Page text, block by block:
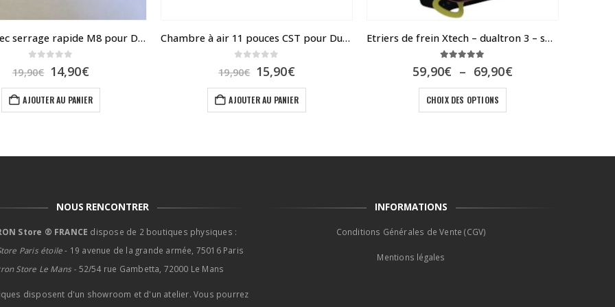
Collier avec serrage rapide M8 pour DUALTRON
19,90€ Le
prix
initial
était :
14,90€Le
actuel
est :
AJOUTER AU PANIER
Chambre à air 11 pouces CST pour Dualtron Ultra
19,90€ Le
prix
initial
était :
15,90€Le
actuel
est :
AJOUTER AU PANIER
Etriers de frein Xtech – dualtron 3 – spider – speedway 5
59,90€ – 69,90€Plage
CHOIX DES OPTIONS
Ce produit a plusieurs variations. Les options peuvent être choisies sur la page du produit
NOUS RENCONTRER
Store ® FRANCE dispose de 2 boutiques physiques :
Paris étoile- 19 avenue de la grande armée, 75016 Paris
Store Le Mans - 52/54 rue Gambetta, 72000 Le Mans
disposent d'un showroom et d'un atelier. Vous pourrez
INFORMATIONS
Conditions Générales de Vente (CGV)
Mentions légales